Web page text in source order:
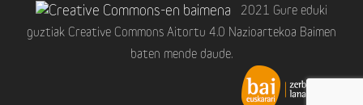
2021 Gure eduki
guztiak Creative Commons Aitortu 4.0 Nazioartekoa Baimen
baten mende daude.